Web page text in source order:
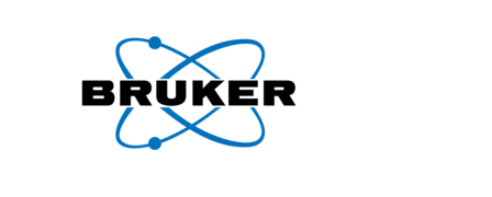
produkten
flera
varianter.